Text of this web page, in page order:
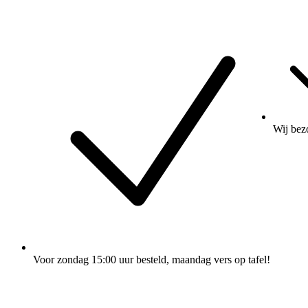
Voor zondag 15:00 uur besteld, maandag vers op tafel!
Wij